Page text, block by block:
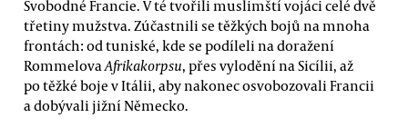
Svobodné Francie. V té tvořili muslimští vojáci celé dvě
třetiny mužstva. Zúčastnili se těžkých bojů na mnoha
frontách: od tuniské, kde se podíleli na doražení
Rommelova Afrikakorpsu, přes vylodění na Sicílii, až
po těžké boje v Itálii, aby nakonec osvobozovali Francii
a dobývali jižní Německo.